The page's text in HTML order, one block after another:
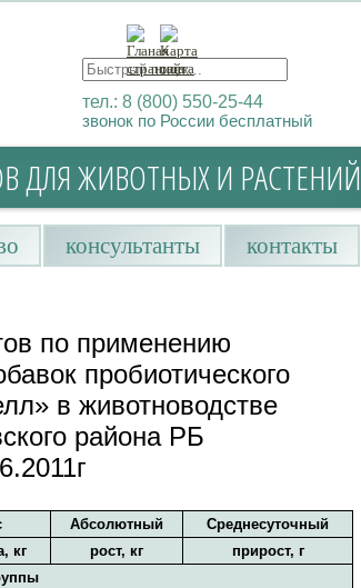
тел.: 8 (800) 550-25-44
звонок по России бесплатный
ДЛЯ ЖИВОТНЫХ И РАСТЕНИЙ
консультанты контакты
по применению
пробиотического
в животноводстве
района РБ
Абсолютный
Среднесуточный
кг рост, кг
прирост, г